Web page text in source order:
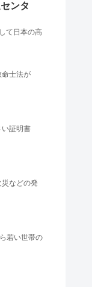
ンタ
て日本の高
士法が
証明書
などの発
若い世帯の